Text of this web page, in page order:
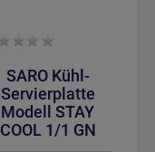
SARO Kühl-
Servierplatte
Modell STAY
COOL 1/1 GN